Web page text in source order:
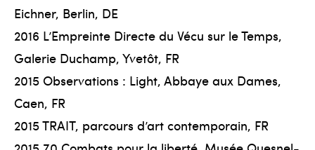
Eichner, Berlin, DE
2016 L’Empreinte Directe du Vécu sur le Temps,
Galerie Duchamp, Yvetôt, FR
2015 Observations : Light, Abbaye aux Dames,
Caen, FR
2015 TRAIT, parcours d’art contemporain, FR